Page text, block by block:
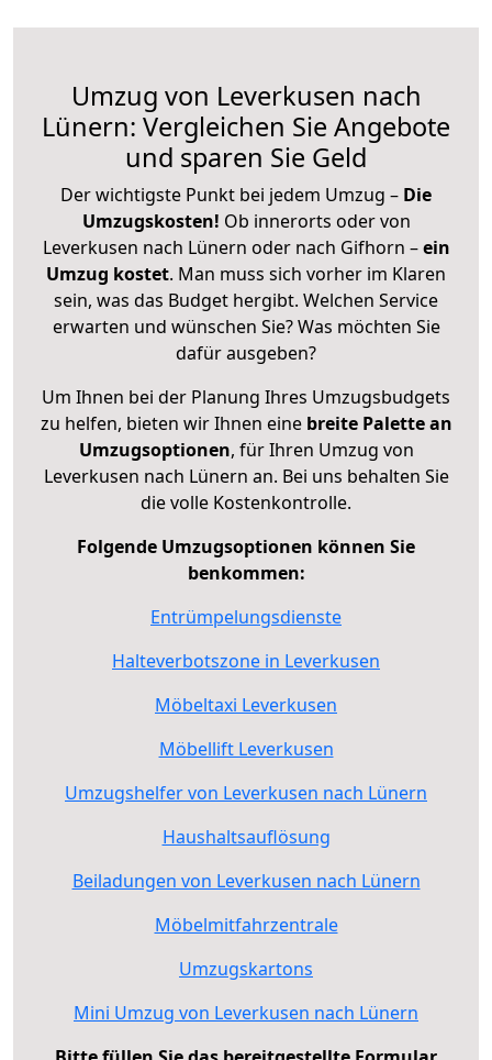
Umzug von Leverkusen nach
Lünern: Vergleichen Sie Angebote
und sparen Sie Geld
Der wichtigste Punkt bei jedem Umzug – Die
Umzugskosten! Ob innerorts oder von
Leverkusen nach Lünern oder nach Gifhorn –ein
Umzug kostet. Man muss sich vorher im Klaren
sein, was das Budget hergibt. Welchen Service
erwarten und wünschen Sie? Was möchten Sie
dafür ausgeben?
Um Ihnen bei der Planung Ihres Umzugsbudgets
zu helfen, bieten wir Ihnen eine breite Palette an
Umzugsoptionen, für Ihren Umzug von
Leverkusen nach Lünern an. Bei uns behalten Sie
die volle Kostenkontrolle.
Folgende Umzugsoptionen können Sie
benkommen:
Entrümpelungsdienste
Halteverbotszone in Leverkusen
Möbeltaxi Leverkusen
Möbellift Leverkusen
Umzugshelfer von Leverkusen nach Lünern
Haushaltsauflösung
Beiladungen von Leverkusen nach Lünern
Möbelmitfahrzentrale
Umzugskartons
Mini Umzug von Leverkusen nach Lünern